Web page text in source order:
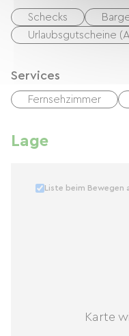
Schecks
Urlaubsgutscheine
Services
Fernsehzimmer
Lage
Karte
Liste beim Bewegen